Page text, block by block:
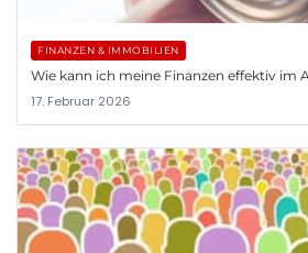
FINANZEN & IMMOBILIEN
Wie kann ich meine Finanzen effektiv im
17. Februar 2026